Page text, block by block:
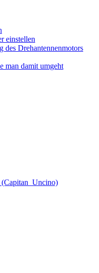
einstellen
des Drehantennenmotors
man damit umgeht
(Capitan_Uncino)